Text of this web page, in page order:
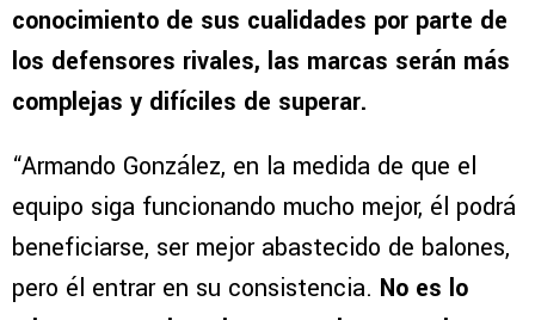
conocimiento de sus cualidades por parte de
los defensores rivales, las marcas serán más
complejas y difíciles de superar.
“Armando González, en la medida de que el
equipo siga funcionando mucho mejor, él podrá
beneficiarse, ser mejor abastecido de balones,
pero él entrar en su consistencia. No es lo